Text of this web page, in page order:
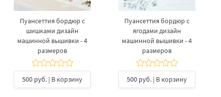
Пуансеттия бордюр с
шишками дизайн
машинной вышивки - 4
размеров
500 руб. | В корзину
Пуансеттия бордюр с
ягодами дизайн
машинной вышивки - 4
размеров
500 руб. | В корзину